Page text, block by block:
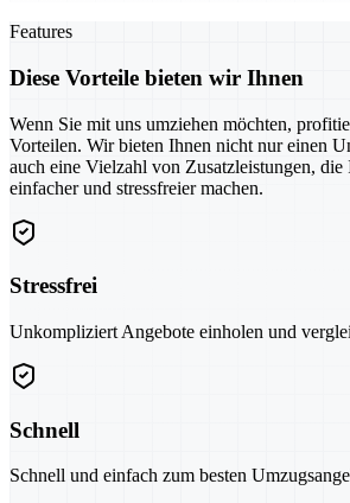
Features
Diese Vorteile bieten wir Ihnen
Wenn Sie mit uns umziehen möchten,
Vorteilen. Wir bieten Ihnen nicht nur einen
auch eine Vielzahl von Zusatzleistungen,
einfacher und stressfreier machen.
Stressfrei
Unkompliziert Angebote einholen und
Schnell
Schnell und einfach zum besten